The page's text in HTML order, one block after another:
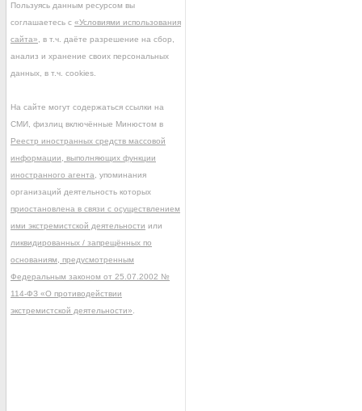
Пользуясь данным ресурсом вы
соглашаетесь с «Условиями использования
сайта» , в т.ч. даёте разрешение на сбор,
анализ и хранение своих персональных
данных, в т.ч. cookies.
На сайте могут содержаться ссылки на
СМИ, физлиц включённые Минюстом в
Реестр иностранных средств массовой
информации, выполняющих функции
иностранного агента , упоминания
организаций деятельность которых
приостановлена в связи с осуществлением
ими экстремистской деятельности или
ликвидированных / запрещённых по
основаниям, предусмотренным
Федеральным законом от 25.07.2002 №
114-ФЗ «О противодействии
экстремистской деятельности»